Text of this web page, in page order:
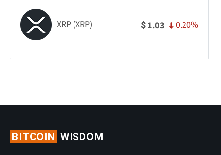
XRP (XRP) $ 1.03 0.20%
BITCOIN WISDOM